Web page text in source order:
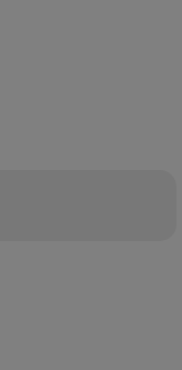
7-пин
КонцептАвто
7-пин